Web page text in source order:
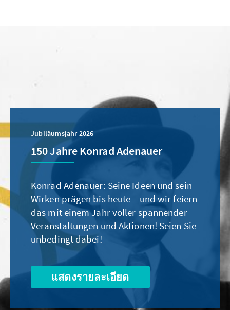
Jubiläumsjahr 2026
150 Jahre Konrad Adenauer
Konrad Adenauer: Seine Ideen und sein
Wirken prägen bis heute – und wir feiern
das mit einem Jahr voller spannender
Veranstaltungen und Aktionen! Seien Sie
unbedingt dabei!
แสดงรายละเอียด